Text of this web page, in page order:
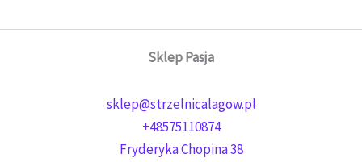
Sklep Pasja
sklep@strzelnicalagow.pl
+48575110874
Fryderyka Chopina 38